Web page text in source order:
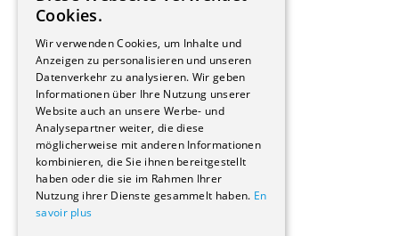
Bauherrschaften
Immobilienverwaltungsgesellschaften
Stockwerkeigentum
Reportagen
Wohnungen
Renovierungen
Innere Umbauten
Gastgewerbe und Tourismus
Verwaltungsgebäude und Geschäfte
Schuleinrichtungen
Medizinische Einrichtungen
Cookies.
Wir verwenden Cookies, um Inhalte und
Anzeigen zu personalisieren und unseren
Datenverkehr zu analysieren. Wir geben
Informationen über Ihre Nutzung unserer
Website auch an unsere Werbe- und
Analysepartner weiter, die diese
möglicherweise mit anderen Informationen
kombinieren, die Sie ihnen bereitgestellt
haben oder die sie im Rahmen Ihrer
Nutzung ihrer Dienste gesammelt haben. En
savoir plus